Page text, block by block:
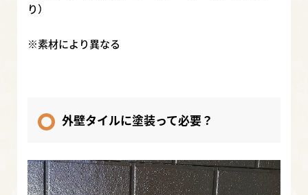
り）
※素材により異なる
外壁タイルに塗装って必要？